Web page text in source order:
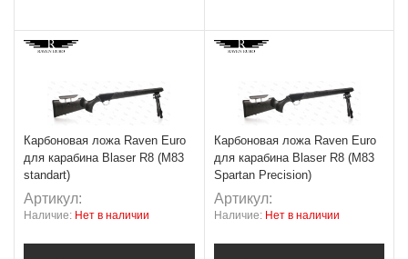
Карбоновая ложа Raven Euro
для карабина Blaser R8 (M83
standart)
Артикул:
Наличие: Нет в наличии
Карбоновая ложа Raven Euro
для карабина Blaser R8 (M83
Spartan Precision)
Артикул:
Наличие: Нет в наличии